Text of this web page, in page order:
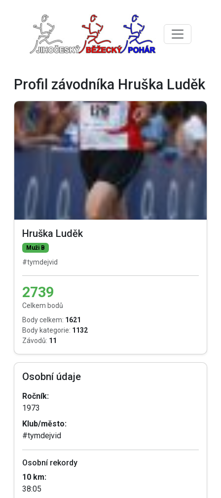
Profil závodníka Hruška Luděk
Hruška Luděk
Muži B
#tymdejvid
2739
Celkem bodů
Body celkem: 1621
Body kategorie: 1132
Závodů: 11
Osobní údaje
Ročník:
1973
Klub/město:
#tymdejvid
Osobní rekordy
10 km:
38:05